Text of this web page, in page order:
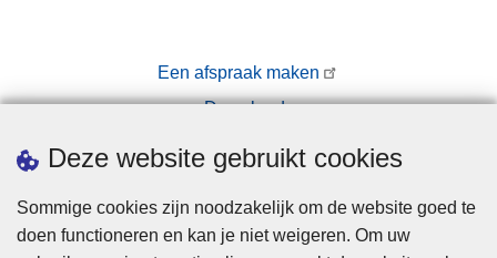
Deze website gebruikt cookies
Sommige cookies zijn noodzakelijk om de website goed te
doen functioneren en kan je niet weigeren. Om uw
Een afspraak maken
Downloads